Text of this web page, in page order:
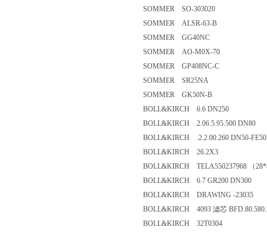
SOMMER SO-303020
SOMMER ALSR-63-B
SOMMER GG40NC
SOMMER AO-M0X-70
SOMMER GP408NC-C
SOMMER SR25NA
SOMMER GK50N-B
BOLL&KIRCH 6.6 DN250
BOLL&KIRCH 2.06.5.95.500
BOLL&KIRCH .2.2.00.260 DN50-
BOLL&KIRCH 26.2X3
BOLL&KIRCH TELA550237968
BOLL&KIRCH 6.7 GR200 DN300
BOLL&KIRCH DRAWING -23035
BOLL&KIRCH 4093 滤芯
BOLL&KIRCH 32T0304